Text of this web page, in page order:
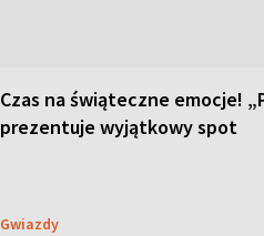
Czas na świąteczne emocje!
prezentuje wyjątkowy spot
Gwiazdy